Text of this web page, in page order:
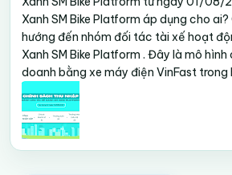
Xanh SM Bike Platform áp dụng cho
hướng đến nhóm đối tác tài xế hoạt
Xanh SM Bike Platform . Đây là mô
doanh bằng xe máy điện VinFast trong